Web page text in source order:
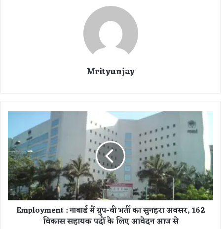
Mrityunjay
p
l
o
y
m
e
n
Employment : नाबार्ड में ग्रुप-बी भर्ती का सुनहरा अवसर, 162
विकास सहायक पदों के लिए आवेदन आज से